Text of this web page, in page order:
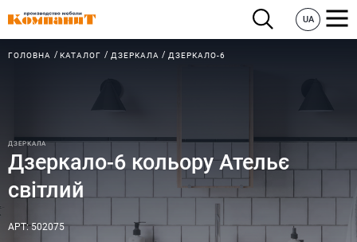
UA
ГОЛОВНА КАТАЛОГ ДЗЕРКАЛА ДЗЕРКАЛО-6
ДЗЕРКАЛА
Дзеркало-6 кольору Ательє
світлий
АРТ: 502075